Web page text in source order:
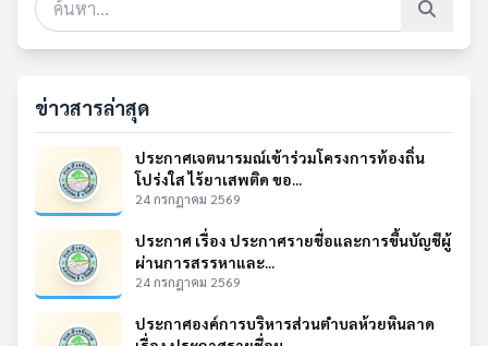
ข่าวสารล่าสุด
ประกาศเจตนารมณ์เข้าร่วมโครงการท้องถิ่น
โปร่งใส ไร้ยาเสพติด ขอ...
24 กรกฎาคม 2569
ประกาศ เรื่อง ประกาศรายชื่อและการขึ้นบัญชีผู้
ผ่านการสรรหาและ...
24 กรกฎาคม 2569
ประกาศองค์การบริหารส่วนตำบลห้วยหินลาด